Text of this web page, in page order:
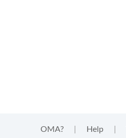
OMA? | Help |